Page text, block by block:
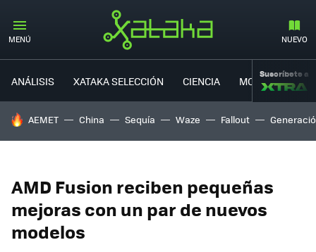
MENÚ NUEVO
ANÁLISIS XATAKA SELECCIÓN CIENCIA MOVILIDAD
Suscríbete a
HOY SE HABLA DE
AEMET China Sequía Waze Fallout
AMD Fusion reciben pequeñas
mejoras con un par de nuevos
modelos